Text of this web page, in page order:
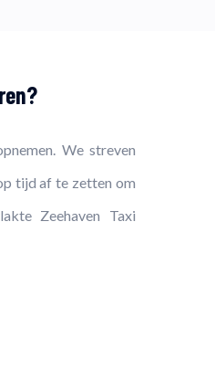
We streven
tijd af te zetten om
Zeehaven Taxi